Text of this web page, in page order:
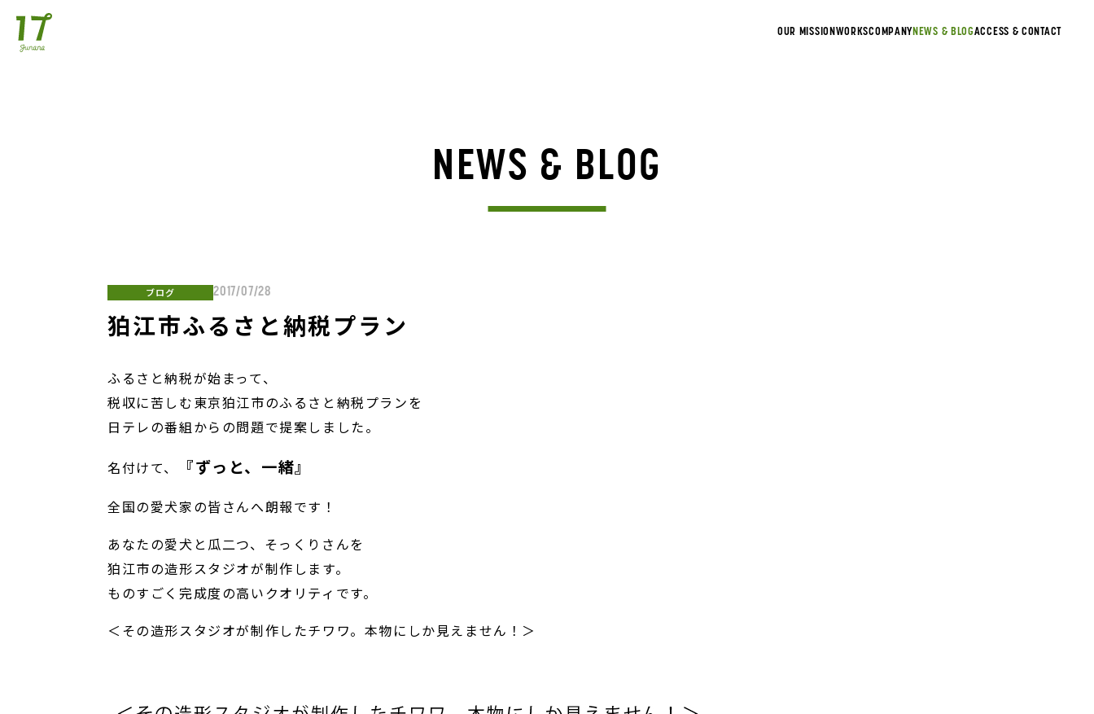
OUR MISSIONWORKSCOMPANYNEWS & BLOGACCESS & CONTACT
NEWS & BLOG
ブログ 2017/07/28
狛江市ふるさと納税プラン
ふるさと納税が始まって、
税収に苦しむ東京狛江市のふるさと納税プランを
日テレの番組からの問題で提案しました。
名付けて、 『ずっと、一緒』
全国の愛犬家の皆さんへ朗報です！
あなたの愛犬と瓜二つ、そっくりさんを
狛江市の造形スタジオが制作します。
ものすごく完成度の高いクオリティです。
＜その造形スタジオが制作したチワワ。本物にしか見えません！＞